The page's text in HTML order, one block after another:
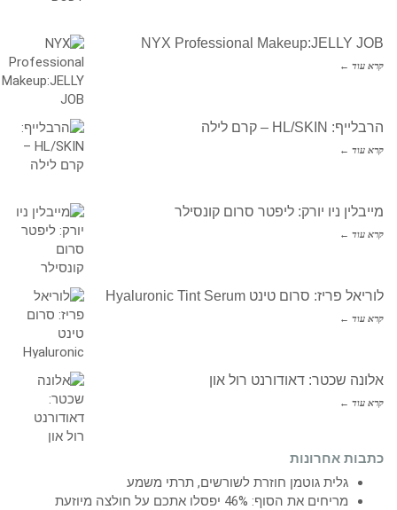
NYX Professional Makeup:JELLY JOB
קרא עוד ←
הרבלייף: HL/SKIN – קרם לילה
קרא עוד ←
מייבלין ניו יורק: ליפטר סרום קונסילר
קרא עוד ←
לוריאל פריז: סרום טינט Hyaluronic Tint Serum
קרא עוד ←
אלונה שכטר: דאודורנט רול און
קרא עוד ←
כתבות אחרונות
גלית גוטמן חוזרת לשורשים, תרתי משמע
מריחים את הסוף: 46% יפסלו אתכם על חולצה מיוזעת